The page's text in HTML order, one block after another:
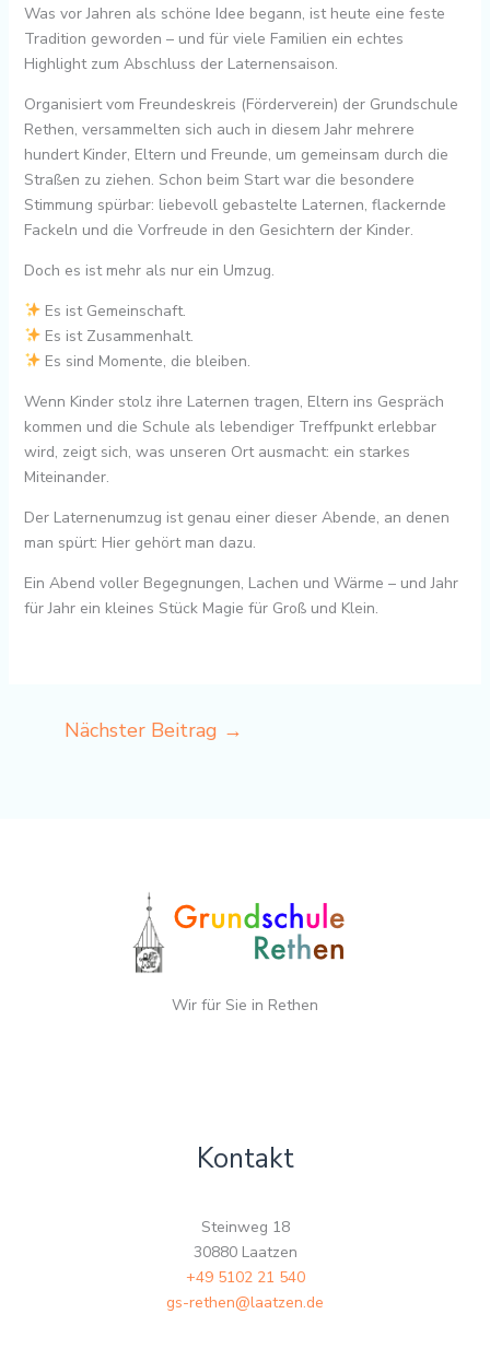
Was vor Jahren als schöne Idee begann, ist heute eine feste
Tradition geworden – und für viele Familien ein echtes
Highlight zum Abschluss der Laternensaison.
Organisiert vom Freundeskreis (Förderverein) der Grundschule
Rethen, versammelten sich auch in diesem Jahr mehrere
hundert Kinder, Eltern und Freunde, um gemeinsam durch die
Straßen zu ziehen. Schon beim Start war die besondere
Stimmung spürbar: liebevoll gebastelte Laternen, flackernde
Fackeln und die Vorfreude in den Gesichtern der Kinder.
Doch es ist mehr als nur ein Umzug.
Es ist Gemeinschaft.
Es ist Zusammenhalt.
Es sind Momente, die bleiben.
Wenn Kinder stolz ihre Laternen tragen, Eltern ins Gespräch
kommen und die Schule als lebendiger Treffpunkt erlebbar
wird, zeigt sich, was unseren Ort ausmacht: ein starkes
Miteinander.
Der Laternenumzug ist genau einer dieser Abende, an denen
man spürt: Hier gehört man dazu.
Ein Abend voller Begegnungen, Lachen und Wärme – und Jahr
für Jahr ein kleines Stück Magie für Groß und Klein.
Nächster Beitrag →
Wir für Sie in Rethen
Kontakt
Steinweg 18
30880 Laatzen
+49 5102 21 540
gs-rethen@laatzen.de